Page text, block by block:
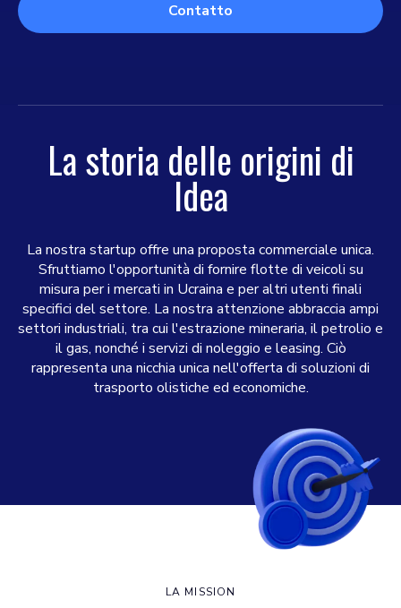
Contatto
La storia delle origini di
Idea
La nostra startup offre una proposta commerciale unica.
Sfruttiamo l'opportunità di fornire flotte di veicoli su
misura per i mercati in Ucraina e per altri utenti finali
specifici del settore. La nostra attenzione abbraccia ampi
settori industriali, tra cui l'estrazione mineraria, il petrolio e
il gas, nonché i servizi di noleggio e leasing. Ciò
rappresenta una nicchia unica nell'offerta di soluzioni di
trasporto olistiche ed economiche.
LA MISSION